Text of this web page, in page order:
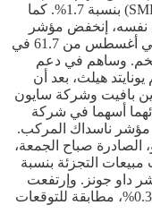
لأشباه الموصلات المتداولة في البورصة (SMH) بنسبة 1.7%. كما
1%. وفي الوقت نفسه، إنخفض مؤشر
ثقة المستهلك لجامعة ميشيغان إلى 58.6 في أغسطس من 61.7 في
وساهم في دعم
10% في سهم يونايتد هيلث، بعد أن
بافيت وشركة سايون
أسهما في شركة
مؤشر ناسداك المركب.
الصادرة صباح الجمعة،
التجزئة بنسبة
داو جونز. وإرتفعت
مبيعات التجزئة، باستثناء السيارات، بنسبة 0.3%، مطابقة للتوقعات